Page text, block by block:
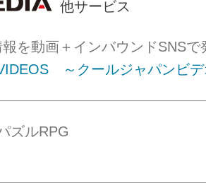
他サービス
を動画＋インバウンドSNSで
～クールジャパンビ
ズルRPG